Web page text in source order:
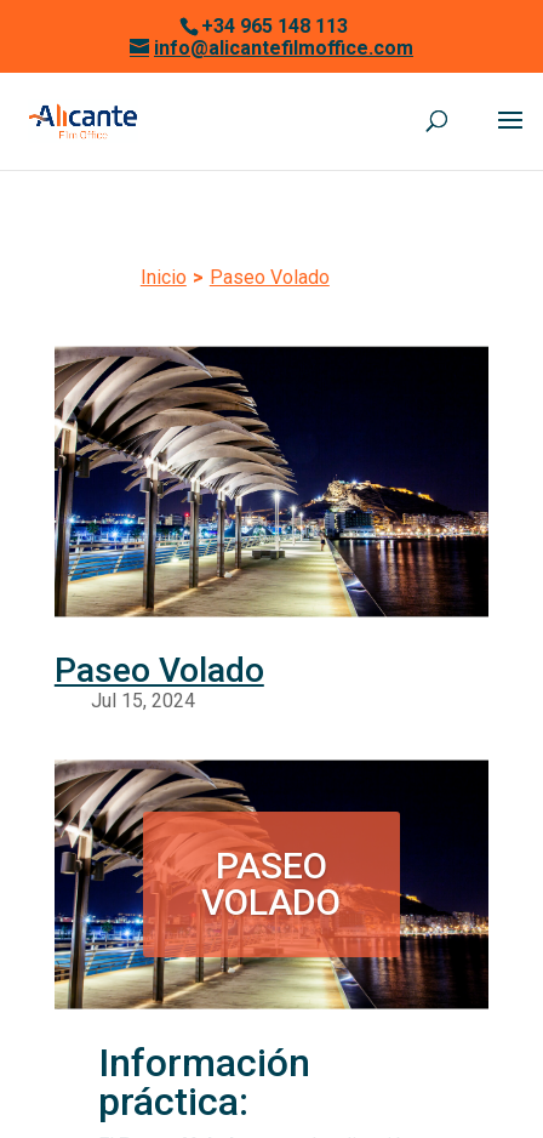
+34 965 148 113
info@alicantefilmoffice.com
Inicio > Paseo Volado
Paseo Volado
PASEO
VOLADO
Información
práctica: